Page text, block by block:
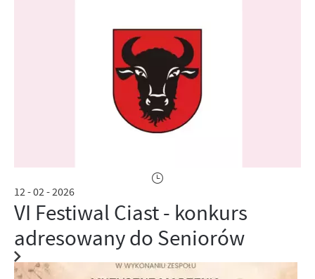
12 - 02 - 2026
VI Festiwal Ciast - konkurs
adresowany do Seniorów